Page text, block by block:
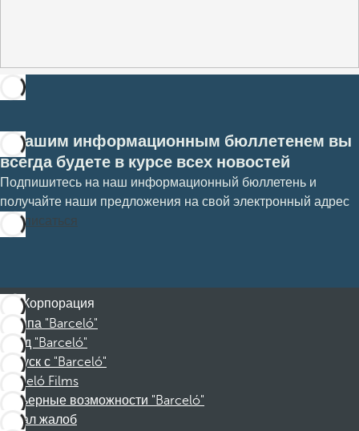
С нашим информационным бюллетенем вы
всегда будете в курсе всех новостей
Подпишитесь на наш информационный бюллетень и
получайте наши предложения на свой электронный адрес
Подписаться
Корпорация
Группа "Barceló"
Фонд "Barceló"
Отпуск с "Barceló"
Barceló Films
Карьерные возможности "Barceló"
Канал жалоб